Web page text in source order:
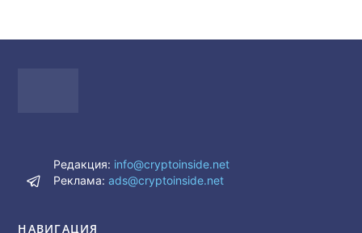
Редакция: info@cryptoinside.net
Реклама:ads@cryptoinside.net
НАВИГАЦИЯ